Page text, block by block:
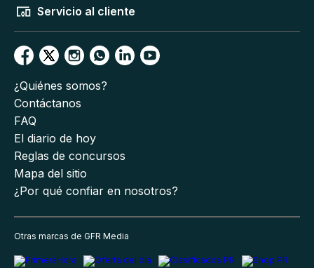
Servicio al cliente
¿Quiénes somos?
Contáctanos
FAQ
El diario de hoy
Reglas de concursos
Mapa del sitio
¿Por qué confiar en nosotros?
Otras marcas de GFR Media